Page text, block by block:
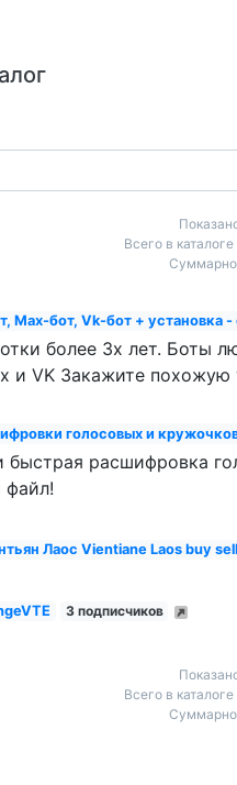
Всего в
Суммарно
Max-бот, Vk-бот + установка
более 3х лет. Боты
и VK Закажите похожую
голосовых и кружочков
быстрая расшифровка
файл!
Лаос Vientiane Laos buy
3 подписчиков
Всего в
Суммарно